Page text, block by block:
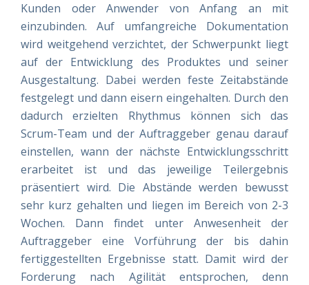
Kunden oder Anwender von Anfang an mit
einzubinden. Auf umfangreiche Dokumentation
wird weitgehend verzichtet, der Schwerpunkt liegt
auf der Entwicklung des Produktes und seiner
Ausgestaltung. Dabei werden feste Zeitabstände
festgelegt und dann eisern eingehalten. Durch den
dadurch erzielten Rhythmus können sich das
Scrum-Team und der Auftraggeber genau darauf
einstellen, wann der nächste Entwicklungsschritt
erarbeitet ist und das jeweilige Teilergebnis
präsentiert wird. Die Abstände werden bewusst
sehr kurz gehalten und liegen im Bereich von 2-3
Wochen. Dann findet unter Anwesenheit der
Auftraggeber eine Vorführung der bis dahin
fertiggestellten Ergebnisse statt. Damit wird der
Forderung nach Agilität entsprochen, denn